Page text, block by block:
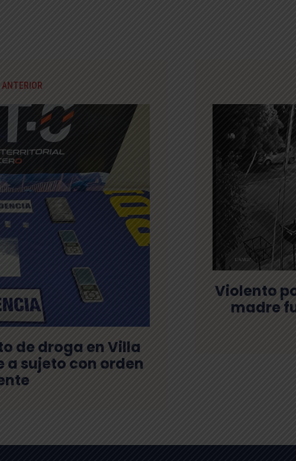
de droga en Villa
a sujeto con orden
Violento
madre